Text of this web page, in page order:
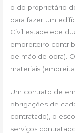
o do proprietário
para fazer um
Civil estabelece
empreiteiro
de mão de obra).
materiais
Um contrato de
obrigações de
contratado), o
serviços